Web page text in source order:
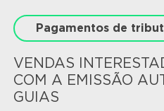
Pagamentos de
VENDAS
COM A EMISSÃO
GUIAS